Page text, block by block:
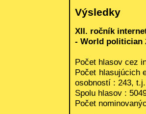
Výsledky
XII. ročník
- World politician
Počet hlasov cez
Počet hlasujúcich
osobností : 243,
Spolu hlasov :
Počet